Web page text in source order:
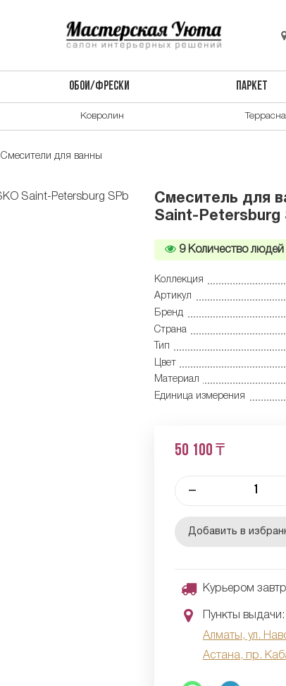
ОБОИ/ФРЕСКИ ПАРКЕТ
Ковролин
Смесители для ванны
Смеситель для
Saint-Petersburg
9Количество людей
Коллекция
Артикул
Бренд
Страна
Тип
Цвет
Материал
Единица измерения
50 100 ₸
–
Добавить в
Курьером
Пункты выдачи:
Алматы, ул.
Астана, пр.